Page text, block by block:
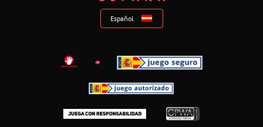
Español